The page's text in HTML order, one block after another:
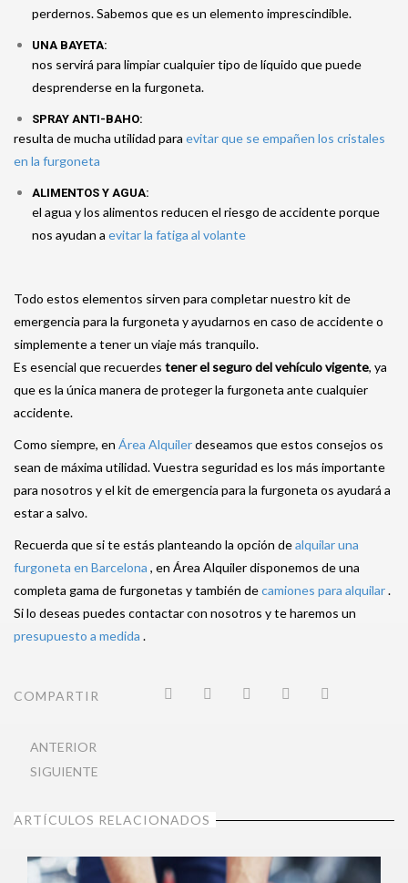
perdernos. Sabemos que es un elemento imprescindible.
UNA BAYETA:
nos servirá para limpiar cualquier tipo de líquido que puede
desprenderse en la furgoneta.
SPRAY ANTI-BAHO:
resulta de mucha utilidad para evitar que se empañen los cristales
en la furgoneta
ALIMENTOS Y AGUA:
el agua y los alimentos reducen el riesgo de accidente porque
nos ayudan a evitar la fatiga al volante
Todo estos elementos sirven para completar nuestro kit de
emergencia para la furgoneta y ayudarnos en caso de accidente o
simplemente a tener un viaje más tranquilo.
Es esencial que recuerdes tener el seguro del vehículo vigente, ya
que es la única manera de proteger la furgoneta ante cualquier
accidente.
Como siempre, en Área Alquilerdeseamos que estos consejos os
sean de máxima utilidad. Vuestra seguridad es los más importante
para nosotros y el kit de emergencia para la furgoneta os ayudará a
estar a salvo.
Recuerda que si te estás planteando la opción dealquilar una
furgoneta en Barcelona , en Área Alquiler disponemos de una
completa gama de furgonetas y también decamiones para alquilar.
Si lo deseas puedes contactar con nosotros y te haremos un
presupuesto a medida .
COMPARTIR
ANTERIOR
SIGUIENTE
ARTÍCULOS RELACIONADOS